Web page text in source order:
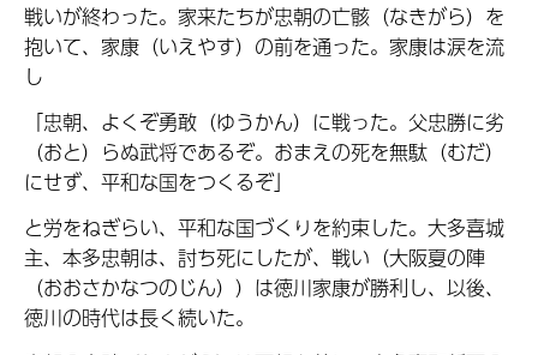
戦いが終わった。家来たちが忠朝の亡骸（なきがら）を
抱いて、家康（いえやす）の前を通った。家康は涙を流
し
「忠朝、よくぞ勇敢（ゆうかん）に戦った。父忠勝に劣
（おと）らぬ武将であるぞ。おまえの死を無駄（むだ）
にせず、平和な国をつくるぞ」
と労をねぎらい、平和な国づくりを約束した。大多喜城
主、本多忠朝は、討ち死にしたが、戦い（大阪夏の陣
（おおさかなつのじん））は徳川家康が勝利し、以後、
徳川の時代は長く続いた。